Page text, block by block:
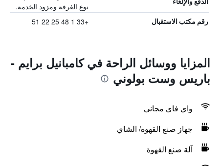
نوع الغرفة ومزود الخدمة.
رقم مكتب الاستقبال +33 1 48 25 22 51
المزايا ووسائل الراحة في كامبانيل برايم -
باريس وست بولوني
واي فاي مجاني
جهاز صنع القهوة/ الشاي
آلة صنع القهوة